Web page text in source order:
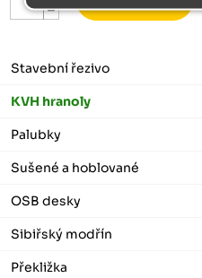
Stavební řezivo
KVH hranoly
Palubky
Sušené a hoblované
OSB desky
Sibiřský modřín
Překližka